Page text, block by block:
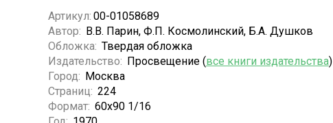
Артикул: 00-01058689
Автор: В.В. Парин, Ф.П. Космолинский, Б.А. Душков
Обложка: Твердая обложка
Издательство: Просвещение (все книги издательства)
Город: Москва
Страниц: 224
Формат: 60х90 1/16